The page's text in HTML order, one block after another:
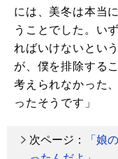
には、美冬は本当
うことでした。い
ればいけないとい
が、僕を排除する
考えられなかった
ったそうです」
次ページ：
「娘